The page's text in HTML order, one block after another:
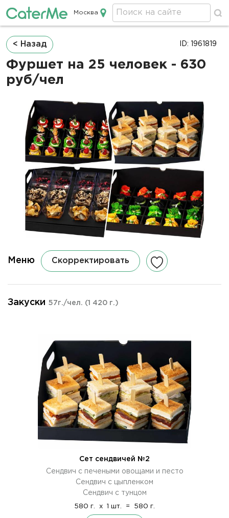
Кейтеринг в Москве
Москва
Строка
навигации
< Назад
Фуршет на 25 человек - 630
руб/чел
ID: 1961819
Меню Скорректировать
Закуски 57г./чел. (1 420 г.)
Сет сендвичей №2
Сендвич с печеными овощами и песто
Сендвич с цыпленком
Сендвич с тунцом
580 г. x 1 шт. = 580 г.